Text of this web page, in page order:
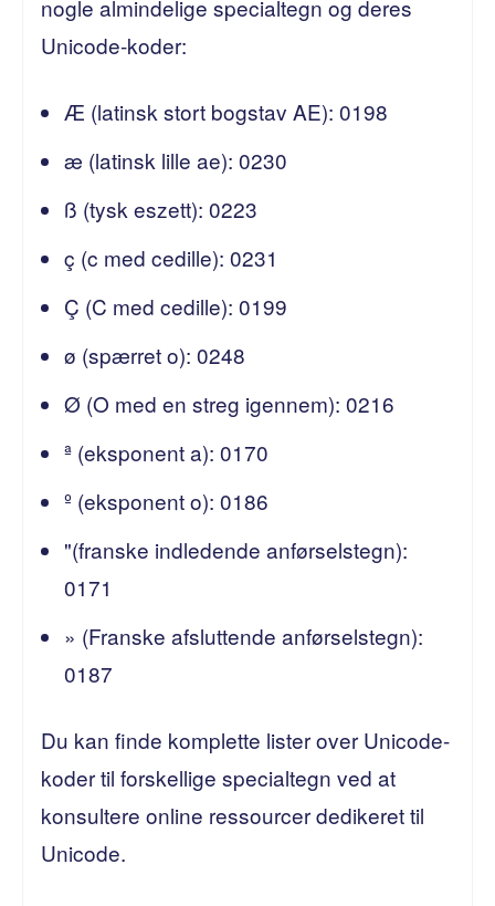
nogle almindelige specialtegn og deres
Unicode-koder:
Æ (latinsk stort bogstav AE): 0198
æ (latinsk lille ae): 0230
ß (tysk eszett): 0223
ç (c med cedille): 0231
Ç (C med cedille): 0199
ø (spærret o): 0248
Ø (O med en streg igennem): 0216
ª (eksponent a): 0170
º (eksponent o): 0186
"(franske indledende anførselstegn):
0171
» (Franske afsluttende anførselstegn):
0187
Du kan finde komplette lister over Unicode-
koder til forskellige specialtegn ved at
konsultere online ressourcer dedikeret til
Unicode.